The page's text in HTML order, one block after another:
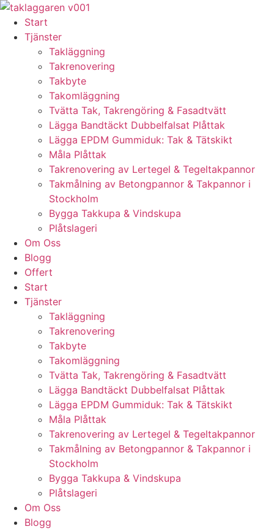
Skip
content
Start
Tjänster
Takläggning
Takrenovering
Takbyte
Takomläggning
Tvätta Tak, Takrengöring & Fasadtvätt
Lägga Bandtäckt Dubbelfalsat Plåttak
Lägga EPDM Gummiduk: Tak & Tätskikt
Måla Plåttak
Takrenovering av Lertegel & Tegeltakpannor
Takmålning av Betongpannor & Takpannor i
Stockholm
Bygga Takkupa & Vindskupa
Plåtslageri
Om Oss
Blogg
Offert
Start
Tjänster
Takläggning
Takrenovering
Takbyte
Takomläggning
Tvätta Tak, Takrengöring & Fasadtvätt
Lägga Bandtäckt Dubbelfalsat Plåttak
Lägga EPDM Gummiduk: Tak & Tätskikt
Måla Plåttak
Takrenovering av Lertegel & Tegeltakpannor
Takmålning av Betongpannor & Takpannor i
Stockholm
Bygga Takkupa & Vindskupa
Plåtslageri
Om Oss
Blogg